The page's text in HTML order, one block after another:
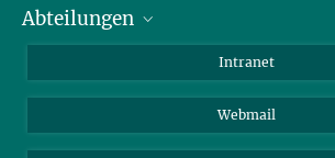
Mitarbeiterverzeichnis
Abteilungen
Kolloidchemie
Intranet
Webmail